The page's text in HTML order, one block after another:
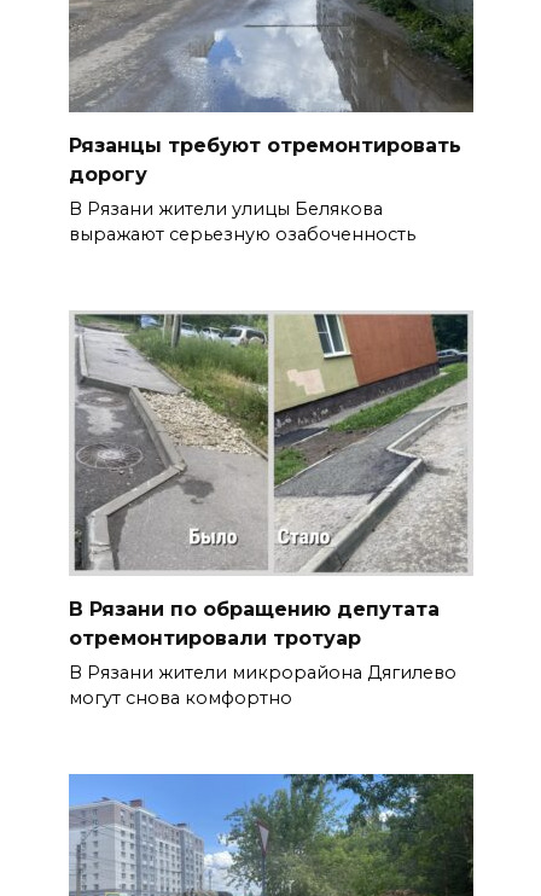
Рязанцы требуют отремонтировать
дорогу
В Рязани жители улицы Белякова
выражают серьезную озабоченность
В Рязани по обращению депутата
отремонтировали тротуар
В Рязани жители микрорайона Дягилево
могут снова комфортно